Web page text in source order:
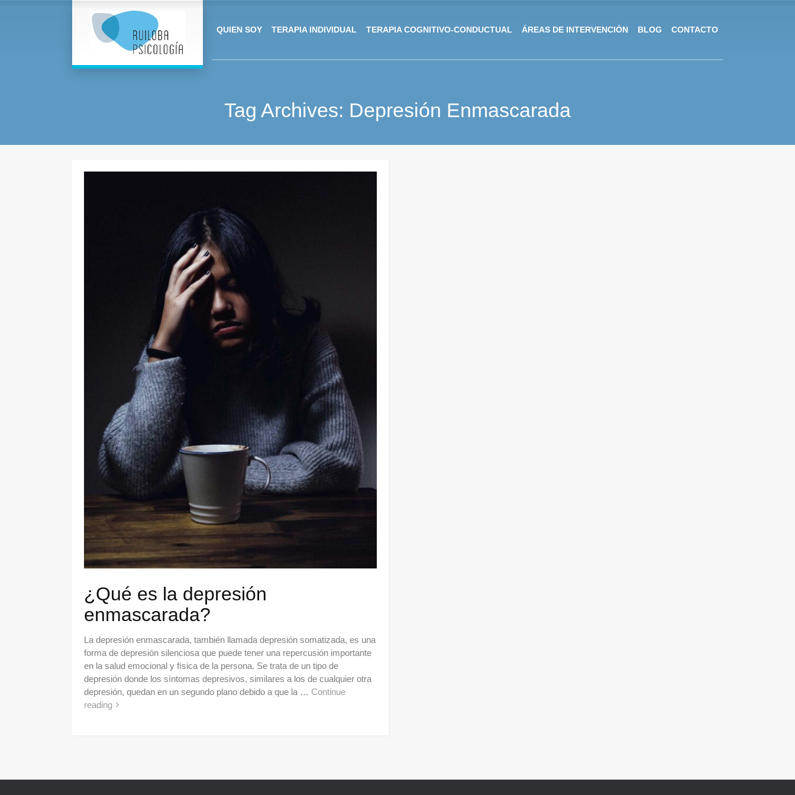
QUIEN SOY TERAPIA INDIVIDUAL TERAPIA COGNITIVO-CONDUCTUAL ÁREAS DE INTERVENCIÓN BLOG CONTACTO
Tag Archives: Depresión Enmascarada
¿Qué es la depresión
enmascarada?
La depresión enmascarada, también llamada depresión somatizada, es una
forma de depresión silenciosa que puede tener una repercusión importante
en la salud emocional y física de la persona. Se trata de un tipo de
depresión donde los síntomas depresivos, similares a los de cualquier otra
depresión, quedan en un segundo plano debido a que la … Continue
reading